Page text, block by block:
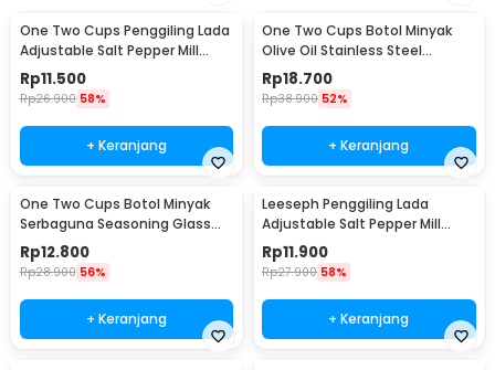
One Two Cups Penggiling Lada
Adjustable Salt Pepper Mill
Grinder 160ml - M15996
Rp11.500
Rp26.900 58%
+ Keranjang
One Two Cups Botol Minyak
Olive Oil Stainless Steel
Platted 500ml - OT50
Rp18.700
Rp38.900 52%
+ Keranjang
One Two Cups Botol Minyak
Serbaguna Seasoning Glass
Jar 630ml - CY180
Rp12.800
Rp28.900 56%
+ Keranjang
Leeseph Penggiling Lada
Adjustable Salt Pepper Mill
Grinder 80ml - M1599
Rp11.900
Rp27.900 58%
+ Keranjang